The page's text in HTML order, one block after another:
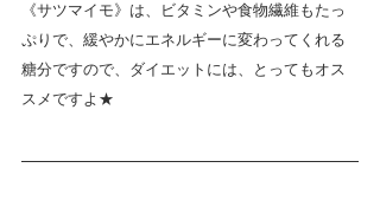
《サツマイモ》は、ビタミンや食物繊維もたっ
ぷりで、緩やかにエネルギーに変わってくれる
糖分ですので、ダイエットには、とってもオス
スメですよ★